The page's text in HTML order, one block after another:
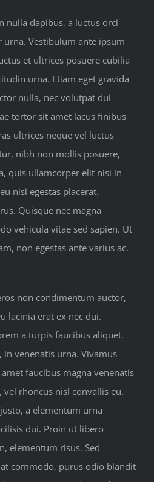
nulla dapibus, a luctus orci
urna. Vestibulum ante ipsum
et ultrices posuere cubilia
urna. Etiam eget gravida
nulla, nec volutpat dui
tortor sit amet lacus finibus
ultrices neque vel luctus
nibh non mollis posuere,
quis ullamcorper elit nisi in
nisi egestas placerat.
Quisque nec magna
vehicula vitae sed sapien. Ut
non egestas ante varius ac.
non condimentum auctor,
lacinia erat ex nec dui.
a turpis faucibus aliquet.
venenatis urna. Vivamus
faucibus magna venenatis
rhoncus nisl convallis eu.
a elementum urna
dui. Proin ut libero
elementum risus. Sed
commodo, purus odio blandit